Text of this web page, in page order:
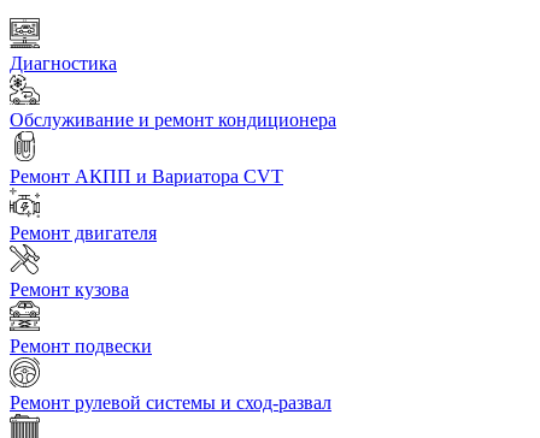
Диагностика
Обслуживание и ремонт кондиционера
Ремонт АКПП и Вариатора CVT
Ремонт двигателя
Ремонт кузова
Ремонт подвески
Ремонт рулевой системы и сход-развал